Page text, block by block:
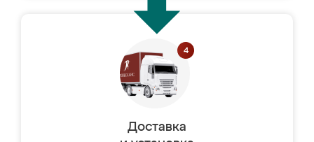
Доставка